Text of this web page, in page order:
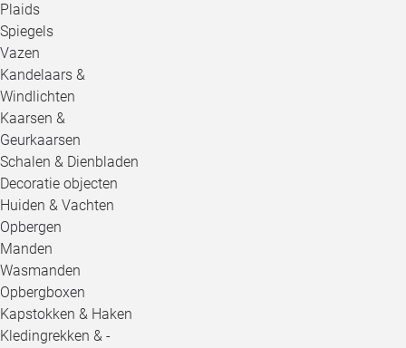
Plaids
Spiegels
Vazen
Kandelaars &
Windlichten
Kaarsen &
Geurkaarsen
Schalen & Dienbladen
Decoratie objecten
Huiden & Vachten
Opbergen
Manden
Wasmanden
Opbergboxen
Kapstokken & Haken
Kledingrekken & -